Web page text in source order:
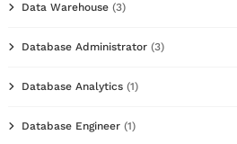
Data Warehouse (3)
Database Administrator (3)
Database Analytics (1)
Database Engineer (1)